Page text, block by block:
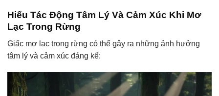
Hiểu Tác Động Tâm Lý Và Cảm Xúc Khi Mơ
Lạc Trong Rừng
Giấc mơ lạc trong rừng có thể gây ra những ảnh hưởng
tâm lý và cảm xúc đáng kể: